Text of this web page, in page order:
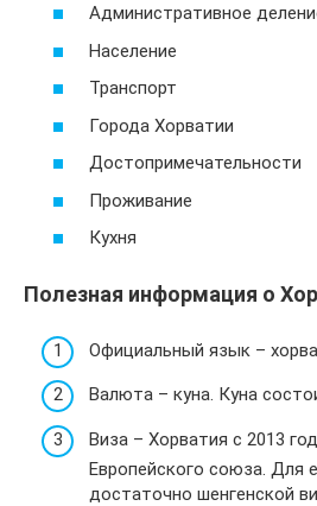
Административное
Население
Транспорт
Города Хорватии
Достопримечательности
Проживание
Кухня
Полезная информация о
Официальный язык –
Валюта – куна. Куна
Виза – Хорватия с 2013
Европейского союза. Для
достаточно шенгенской